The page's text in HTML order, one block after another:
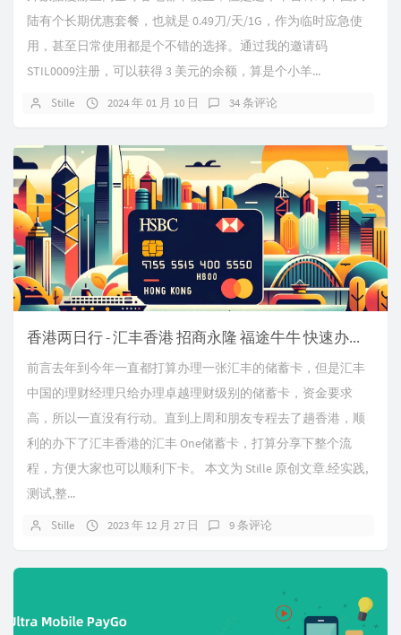
陆有个长期优惠套餐，也就是 0.49刀/天/1G，作为临时应急使
用，甚至日常使用都是个不错的选择。通过我的邀请码
STIL0009注册，可以获得 3 美元的余额，算是个小羊...
Stille 2024 年 01 月 10 日 34 条评论
香港两日行 - 汇丰香港 招商永隆 福途牛牛 快速办卡经验分享
前言去年到今年一直都打算办理一张汇丰的储蓄卡，但是汇丰
中国的理财经理只给办理卓越理财级别的储蓄卡，资金要求
高，所以一直没有行动。直到上周和朋友专程去了趟香港，顺
利的办下了汇丰香港的汇丰 One储蓄卡，打算分享下整个流
程，方便大家也可以顺利下卡。 本文为 Stille 原创文章.经实践,
测试,整...
Stille 2023 年 12 月 27 日 9 条评论